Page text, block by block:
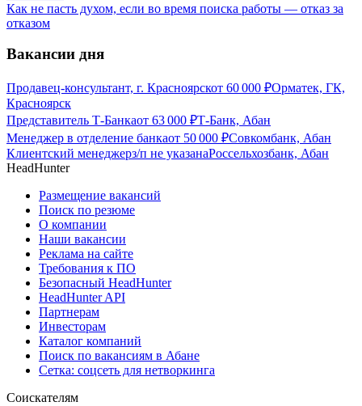
Как не пасть духом, если во время поиска работы — отказ за
отказом
Вакансии дня
Продавец-консультант, г. Красноярскот 60 000 ₽Орматек, ГК,
Красноярск
Представитель Т-Банкаот 63 000 ₽Т-Банк, Абан
Менеджер в отделение банкаот 50 000 ₽Совкомбанк, Абан
Клиентский менеджерз/п не указанаРоссельхозбанк, Абан
HeadHunter
Размещение вакансий
Поиск по резюме
О компании
Наши вакансии
Реклама на сайте
Требования к ПО
Безопасный HeadHunter
HeadHunter API
Партнерам
Инвесторам
Каталог компаний
Поиск по вакансиям в Абане
Сетка: соцсеть для нетворкинга
Соискателям